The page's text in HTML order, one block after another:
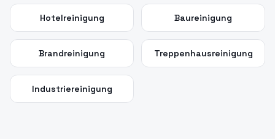
Hotelreinigung Baureinigung
Brandreinigung Treppenhausreinigung
Industriereinigung